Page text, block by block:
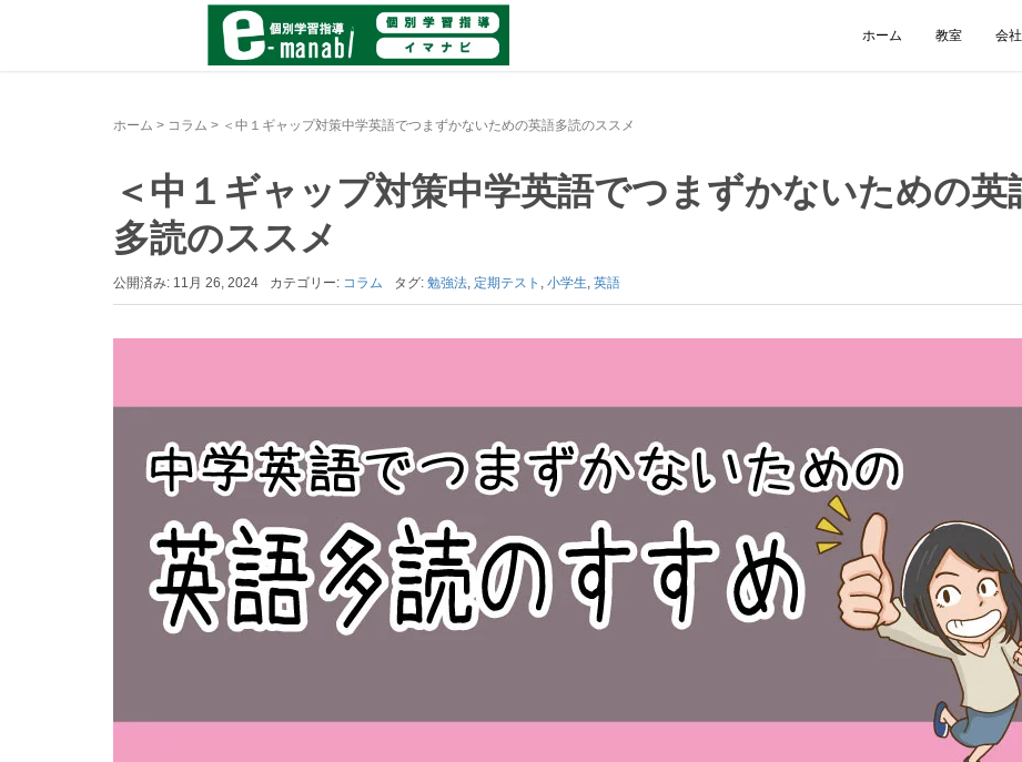
ホーム 教室 会
ホーム > コラム > ＜中１ギャップ対策中学英語でつまずかないための英語多読のススメ
＜中１ギャップ対策中学英語でつまずかないための英
多読のススメ
公開済み: 11月 26, 2024 カテゴリー: コラム タグ: 勉強法, 定期テスト , 小学生, 英語